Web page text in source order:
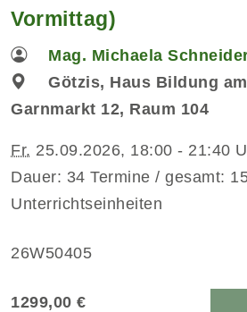
Vormittag)
Mag. Michaela
Götzis, Haus Bildung
Garnmarkt 12, Raum 104
Fr. 25.09.2026, 18:00 - 21:40
Dauer: 34 Termine / gesamt:
Unterrichtseinheiten
26W50405
1299,00 €